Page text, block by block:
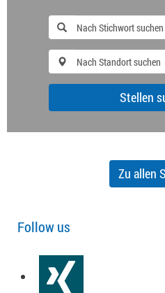
Stellen
Zu allen
Follow us